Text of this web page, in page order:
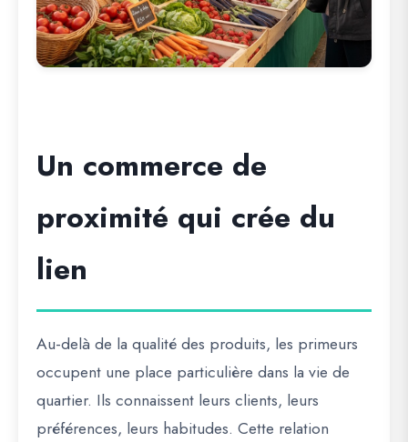
Un commerce de
proximité qui crée du
lien
Au-delà de la qualité des produits, les primeurs
occupent une place particulière dans la vie de
quartier. Ils connaissent leurs clients, leurs
préférences, leurs habitudes. Cette relation